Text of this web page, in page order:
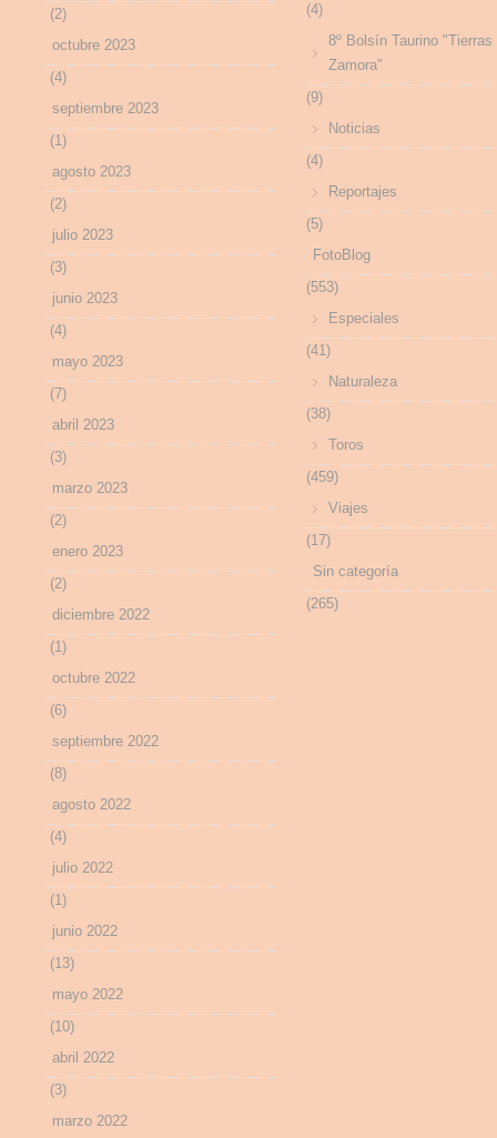
(2)
octubre 2023
(4)
septiembre 2023
(1)
agosto 2023
(2)
julio 2023
(3)
junio 2023
(4)
mayo 2023
(7)
abril 2023
(3)
marzo 2023
(2)
enero 2023
(2)
diciembre 2022
(1)
octubre 2022
(6)
septiembre 2022
(8)
agosto 2022
(4)
julio 2022
(1)
junio 2022
(13)
mayo 2022
(10)
abril 2022
(3)
marzo 2022
(4)
8º Bolsín Taurino "Tierras
Zamora"
(9)
Noticias
(4)
Reportajes
(5)
FotoBlog
(553)
Especiales
(41)
Naturaleza
(38)
Toros
(459)
Viajes
(17)
Sin categoría
(265)